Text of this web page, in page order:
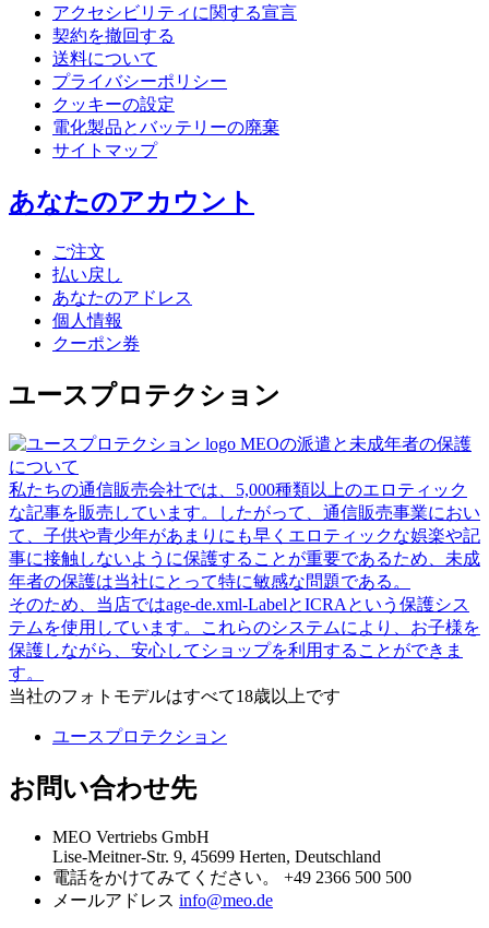
アクセシビリティに関する宣言
契約を撤回する
送料について
プライバシーポリシー
クッキーの設定
電化製品とバッテリーの廃棄
サイトマップ
あなたのアカウント
ご注文
払い戻し
あなたのアドレス
個人情報
クーポン券
ユースプロテクション
MEOの派遣と未成年者の保護
について
私たちの通信販売会社では、5,000種類以上のエロティック
な記事を販売しています。したがって、通信販売事業におい
て、子供や青少年があまりにも早くエロティックな娯楽や記
事に接触しないように保護することが重要であるため、未成
年者の保護は当社にとって特に敏感な問題である。
そのため、当店ではage-de.xml-LabelとICRAという保護シス
テムを使用しています。これらのシステムにより、お子様を
保護しながら、安心してショップを利用することができま
す。
当社のフォトモデルはすべて18歳以上です
ユースプロテクション
お問い合わせ先
MEO Vertriebs GmbH
Lise-Meitner-Str. 9, 45699 Herten, Deutschland
電話をかけてみてください。 +49 2366 500 500
メールアドレス info@meo.de